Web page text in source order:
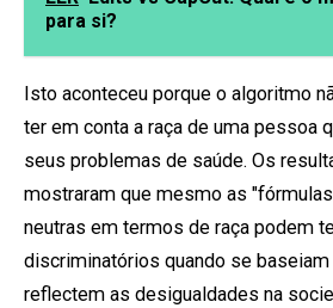
para si?
Isto aconteceu porque o algoritmo
ter em conta a raça de uma pessoa
seus problemas de saúde. Os
mostraram que mesmo as
neutras em termos de raça podem
discriminatórios quando se
reflectem as desigualdades na